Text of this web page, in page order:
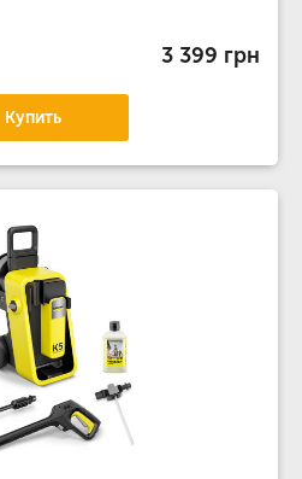
3 399 грн
Купить